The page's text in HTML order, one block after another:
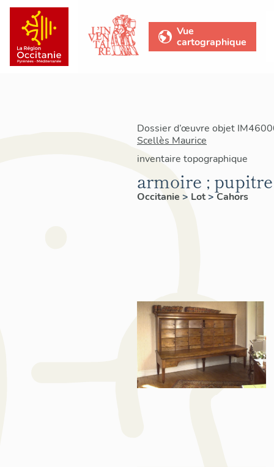
Vue
cartographique
Dossier d’œuvre objet
Scellès Maurice
inventaire topographique
armoire ; pupitre
Occitanie > Lot>Cahors